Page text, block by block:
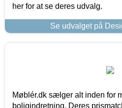
her for at se deres udvalg.
Se udvalget på
Møblér.dk sælger alt inden for
boligindretning. Deres